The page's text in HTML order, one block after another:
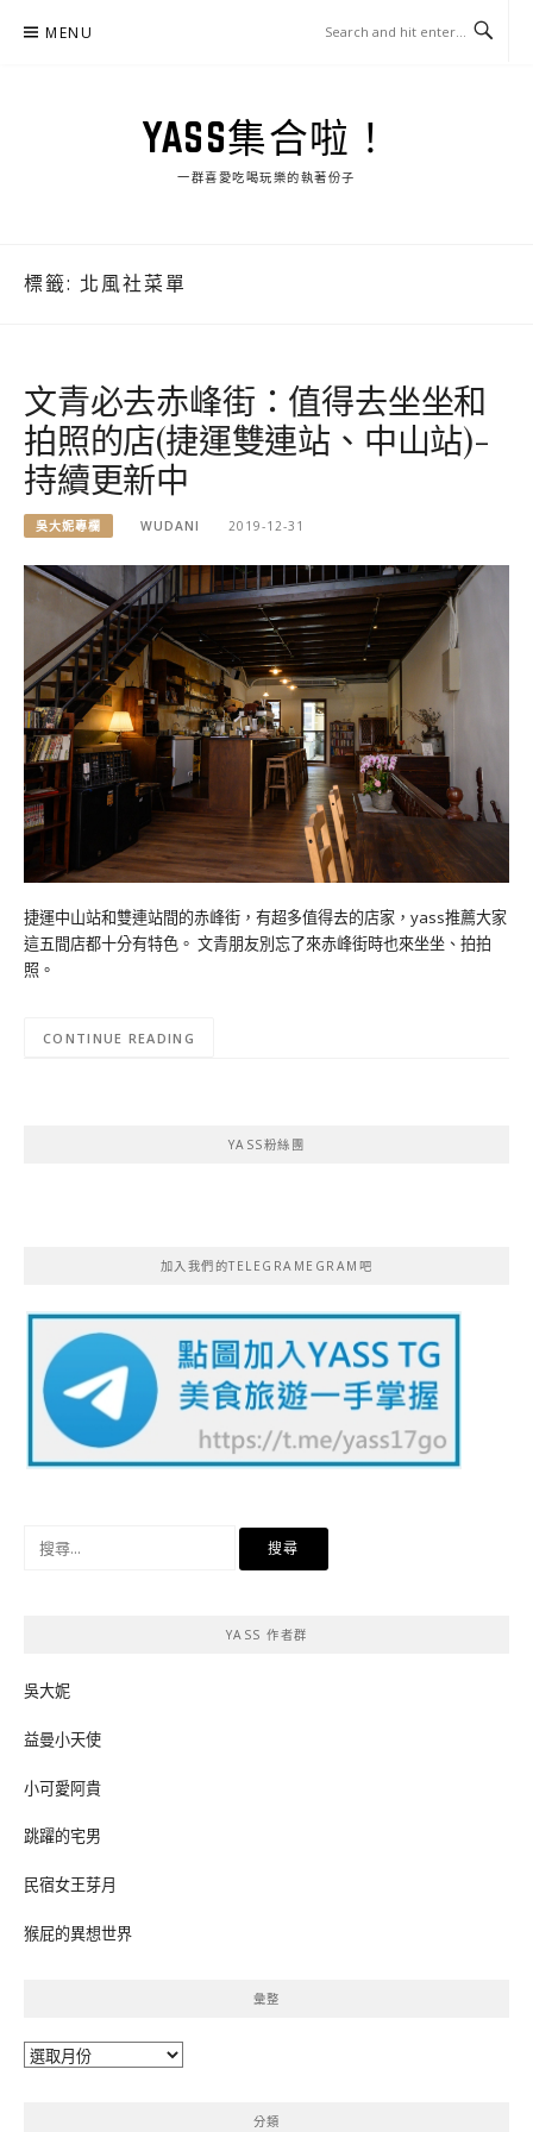
MENU
YASS集合啦！
一群喜愛吃喝玩樂的執著份子
標籤: 北風社菜單
文青必去赤峰街：值得去坐坐和
拍照的店(捷運雙連站、中山站)-
持續更新中
吳大妮專欄 WUDANI 2019-12-31
捷運中山站和雙連站間的赤峰街，有超多值得去的店家，yass推薦大家
這五間店都十分有特色。 文青朋友別忘了來赤峰街時也來坐坐、拍拍
照。
CONTINUE READING
YASS粉絲團
加入我們的TELEGRAMEGRAM吧
YASS 作者群
吳大妮
益曼小天使
小可愛阿貴
跳躍的宅男
民宿女王芽月
猴屁的異想世界
彙整
彙
分類